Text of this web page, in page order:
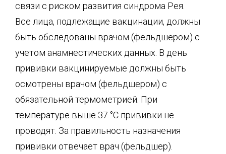
связи с риском развития синдрома Рея.
Все лица, подлежащие вакцинации, должны
быть обследованы врачом (фельдшером) с
учетом анамнестических данных. В день
прививки вакцинируемые должны быть
осмотрены врачом (фельдшером) с
обязательной термометрией. При
температуре выше 37 °C прививки не
проводят. За правильность назначения
прививки отвечает врач (фельдшер).